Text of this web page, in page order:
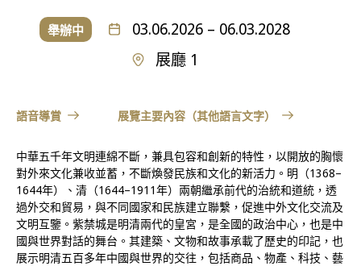
舉辦中
03.06.2026 – 06.03.2028
展廳 1
語音導賞 展覽主要內容（其他語言文字）
中華五千年文明連綿不斷，兼具包容和創新的特性，以開放的胸懷
對外來文化兼收並蓄，不斷煥發民族和文化的新活力。明（1368–
1644年）、清（1644–1911年）兩朝繼承前代的治統和道統，透
過外交和貿易，與不同國家和民族建立聯繫，促進中外文化交流及
文明互鑒。紫禁城是明清兩代的皇宮，是全國的政治中心，也是中
國與世界對話的舞台。其建築、文物和故事承載了歷史的印記，也
展示明清五百多年中國與世界的交往，包括商品、物產、科技、藝